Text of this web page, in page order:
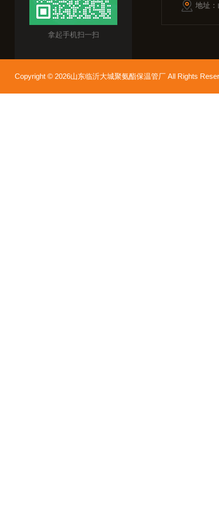
拿起手机扫一扫
地址
Copyright © 2026山东临沂大城聚氨酯保温管厂 All Rights